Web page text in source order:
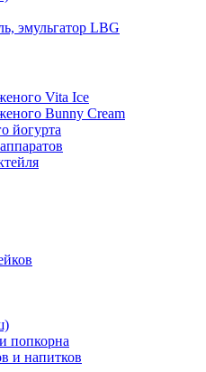
эмульгатор LBG
Vita Ice
Bunny Cream
йогурта
попкорна
и напитков